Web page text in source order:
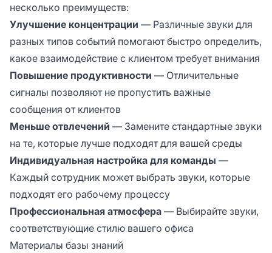
несколько преимуществ:
Улучшение концентрации — Различные звуки для
разных типов событий помогают быстро определить,
какое взаимодействие с клиентом требует внимания
Повышение продуктивности — Отличительные
сигналы позволяют не пропустить важные
сообщения от клиентов
Меньше отвлечений — Замените стандартные звуки
на те, которые лучше подходят для вашей среды
Индивидуальная настройка для команды —
Каждый сотрудник может выбрать звуки, которые
подходят его рабочему процессу
Профессиональная атмосфера — Выбирайте звуки,
соответствующие стилю вашего офиса
Материалы базы знаний